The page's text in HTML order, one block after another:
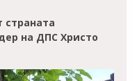
страната
на ДПС Христо